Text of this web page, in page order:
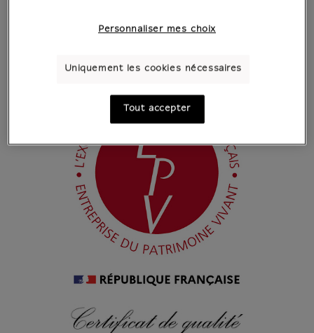
Personnaliser mes choix
Uniquement les cookies nécessaires
Tout accepter